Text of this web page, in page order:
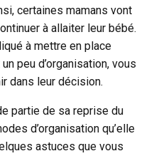
certaines mamans vont
à allaiter leur bébé.
à mettre en place
peu d’organisation, vous
dans leur décision.
partie de sa reprise du
d’organisation qu’elle
astuces que vous